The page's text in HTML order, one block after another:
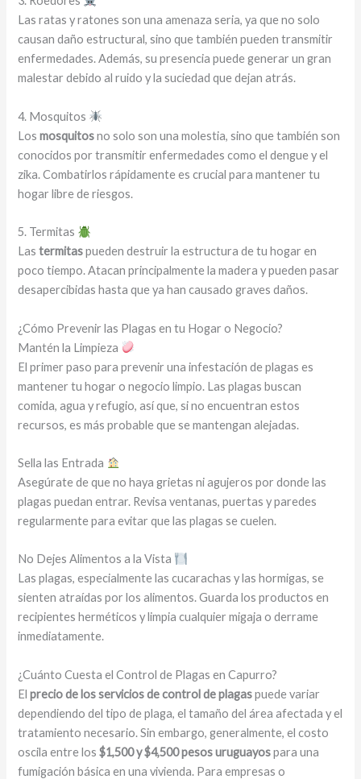
Las ratas y ratones son una amenaza seria, ya que no solo
causan daño estructural, sino que también pueden transmitir
enfermedades. Además, su presencia puede generar un gran
malestar debido al ruido y la suciedad que dejan atrás.
4. Mosquitos
Losmosquitosno solo son una molestia, sino que también son
conocidos por transmitir enfermedades como el dengue y el
zika. Combatirlos rápidamente es crucial para mantener tu
hogar libre de riesgos.
5. Termitas
Lastermitaspueden destruir la estructura de tu hogar en
poco tiempo. Atacan principalmente la madera y pueden pasar
desapercibidas hasta que ya han causado graves daños.
¿Cómo Prevenir las Plagas en tu Hogar o Negocio?
Mantén la Limpieza
El primer paso para prevenir una infestación de plagas es
mantener tu hogar o negocio limpio. Las plagas buscan
comida, agua y refugio, así que, si no encuentran estos
recursos, es más probable que se mantengan alejadas.
Sella las Entrada
Asegúrate de que no haya grietas ni agujeros por donde las
plagas puedan entrar. Revisa ventanas, puertas y paredes
regularmente para evitar que las plagas se cuelen.
No Dejes Alimentos a la Vista
Las plagas, especialmente las cucarachas y las hormigas, se
sienten atraídas por los alimentos. Guarda los productos en
recipientes herméticos y limpia cualquier migaja o derrame
inmediatamente.
¿Cuánto Cuesta el Control de Plagas en Capurro?
Elprecio de los servicios de control de plagaspuede variar
dependiendo del tipo de plaga, el tamaño del área afectada y el
tratamiento necesario. Sin embargo, generalmente, el costo
oscila entre los$1,500 y $4,500 pesos uruguayospara una
fumigación básica en una vivienda. Para empresas o